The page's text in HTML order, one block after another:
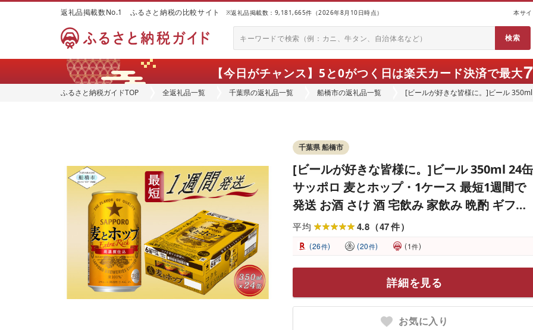
返礼品掲載数No.1 ふるさと納税の比較サイト ※返礼品掲載数：9,181,665件（2026年8月10日時点） 本サ
【今日がチャンス】 5と0がつく日は楽天カード決済で最大7
ふるさと納税ガイドTOP 全返礼品一覧 千葉県の返礼品一覧 船橋市の返礼品一覧
[ビールが好きな皆様に。]ビール
千葉県 船橋市
[ビールが好きな皆様に。]ビール 350ml 24缶
サッポロ 麦とホップ・1ケース 最短1週間で
発送 お酒 さけ 酒 宅飲み 家飲み 晩酌 ギフト
冬ギフト お歳暮 誕生日 缶
平均 4.8 （47件）
(26件) (20件) (1件)
詳細を見る
お気に入り